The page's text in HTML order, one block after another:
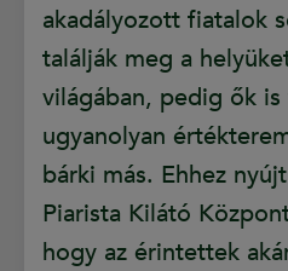
akadályozott fiatalok
találják meg a
világában, pedig ők
ugyanolyan
bárki más. Ehhez
Piarista Kilátó
hogy az érintettek